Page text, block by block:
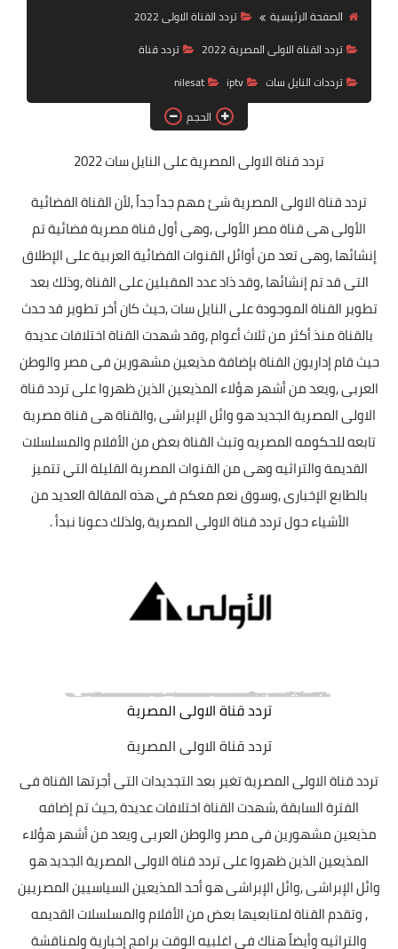
تردد قناة
nilesat
iptv
ترددات النايل سات
ترددات النايل سات
الصفحة الرئيسية
تردد القناة الاولى 2022
تردد القناة الاولى المصرية 2022
تردد قناة
ترددات النايل سات
iptv
nilesat
الحجم
تردد قناة الاولى المصريةعلى النايل سات 2022
تردد قناة الاولى المصرية شئ مهم جداً جداً,لأن القناة الفضائية
الأولى هى قناة مصر الأولى,وهى أول قناة مصرية فضائية تم
إنشائها,وهى تعد من أوائل القنوات الفضائية العربية على الإطلاق
التى قد تم إنشائها,وقد ذاد عدد المقبلين على القناة,وذلك بعد
تطوير القناة الموجودة على النايل سات,حيث كان أخر تطوير قد حدث
بالقناة منذ أكثر من ثلاث أعوام,وقد شهدت القناة اختلافات عديدة
حيث قام إداريون القناة بإضافة مذيعين مشهورين فى مصر والوطن
العربى,ويعد من أشهر هؤلاء المذيعين الذين ظهروا على تردد قناة
الاولى المصرية الجديد هو وائل الإبراشى,والقناة هى قناة مصرية
تابعه للحكومه المصريه وتبث القناة بعض من الأفلام والمسلسلات
القديمة والتراثيه وهى من القنوات المصرية القليلة التي تتميز
بالطابع الإخبارى,وسوق نعم معكم في هذه المقالة العديد من
الأشياء حول تردد قناة الاولى المصرية,ولذلك دعونا نبدأ .
تردد قناة الاولى المصرية
تردد قناة الاولى المصرية
تردد قناة الاولى المصرية تغير بعد التجديدات التى أجرتها القناة فى
الفترة السابقة,شهدت القناة اختلافات عديدة,حيث تم إضافه
مذيعين مشهورين فى مصر والوطن العربى ويعد من أشهر هؤلاء
المذيعين الذين ظهروا على تردد قناة الاولى المصرية الجديد هو
وائل الإبراشى,وائل الإبراشى هو أحد المذيعين السياسيين المصريين
,وتقدم القناة لمتابعيها بعض من الأفلام والمسلسلات القديمه
والتراثيه وأيضاً هناك فى اغلبيه الوقت برامج إخبارية ولمناقشة